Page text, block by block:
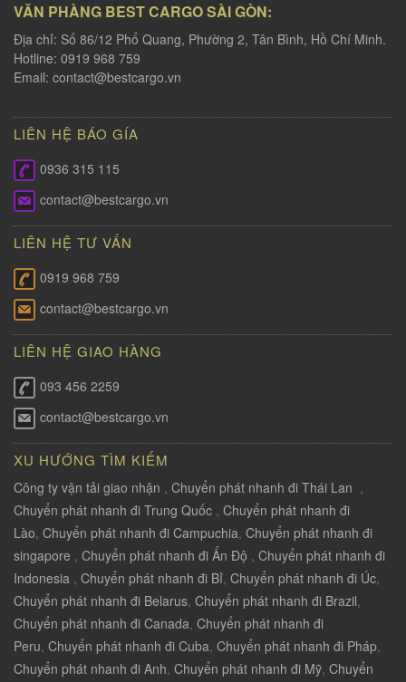
VĂN PHÀNG BEST CARGO SÀI GÒN:
Địa chỉ: Số 86/12 Phổ Quang, Phường 2, Tân Bình, Hồ Chí Minh.
Hotline: 0919 968 759
Email: contact@bestcargo.vn
LIÊN HỆ BÁO GÍA
0936 315 115
contact@bestcargo.vn
LIÊN HỆ TƯ VẤN
0919 968 759
contact@bestcargo.vn
LIÊN HỆ GIAO HÀNG
093 456 2259
contact@bestcargo.vn
XU HƯỚNG TÌM KIẾM
Công ty vận tải giao nhận , Chuyển phát nhanh đi Thái Lan ,
Chuyển phát nhanh đi Trung Quốc , Chuyển phát nhanh đi
Lào, Chuyển phát nhanh đi Campuchia, Chuyển phát nhanh đi
singapore , Chuyển phát nhanh đi Ấn Độ , Chuyển phát nhanh đi
Indonesia , Chuyển phát nhanh đi Bỉ, Chuyển phát nhanh đi Úc,
Chuyển phát nhanh đi Belarus, Chuyển phát nhanh đi Brazil,
Chuyển phát nhanh đi Canada, Chuyển phát nhanh đi
Peru, Chuyển phát nhanh đi Cuba, Chuyển phát nhanh đi Pháp,
Chuyển phát nhanh đi Anh, Chuyển phát nhanh đi Mỹ, Chuyển